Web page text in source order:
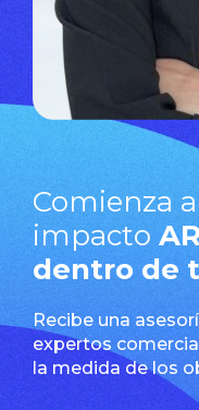
Comienza
impacto
dentro de
Recibe una
expertos
la medida de los